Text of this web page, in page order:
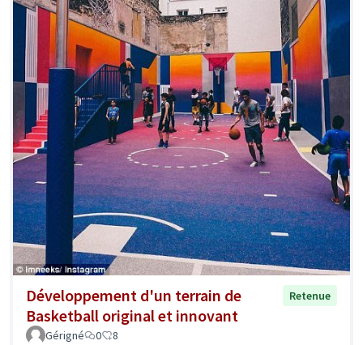
Développement d'un terrain de
Basketball original et innovant
Retenue
Gérigné 0 8